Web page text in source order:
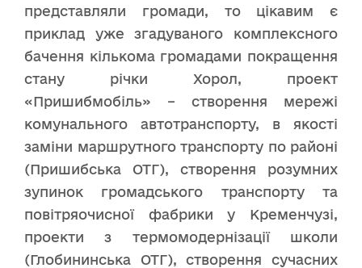
представляли громади, то цікавим є
приклад уже згадуваного комплексного
бачення кількома громадами покращення
стану річки Хорол, проект
«Пришибмобіль» – створення мережі
комунального автотранспорту, в якості
заміни маршрутного транспорту по районі
(Пришибська ОТГ), створення розумних
зупинок громадського транспорту та
повітряочисної фабрики у Кременчузі,
проекти з термомодернізації школи
(Глобининська ОТГ), створення сучасних